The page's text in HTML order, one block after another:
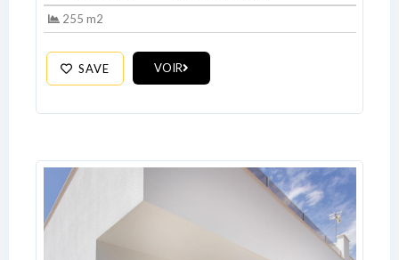
255 m2
SAVE VOIR
Lost your password?